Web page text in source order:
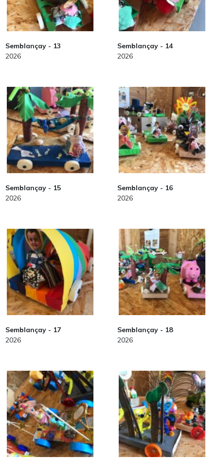
Semblançay - 13
2026
Semblançay - 14
2026
Semblançay - 15
2026
Semblançay - 16
2026
Semblançay - 17
2026
Semblançay - 18
2026